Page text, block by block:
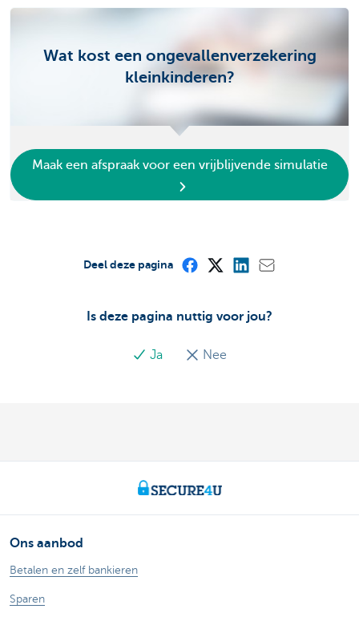
Wat kost een ongevallenverzekering
kleinkinderen?
Maak een afspraak voor een vrijblijvende simulatie
Is deze pagina nuttig voor jou?
Ja Nee
Deel deze pagina
Ons aanbod
Betalen en zelf bankieren
Sparen